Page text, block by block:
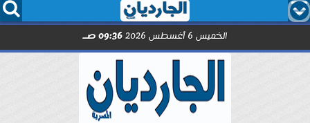
  
الخميس 6 أغسطس 2026 09:36 صـ